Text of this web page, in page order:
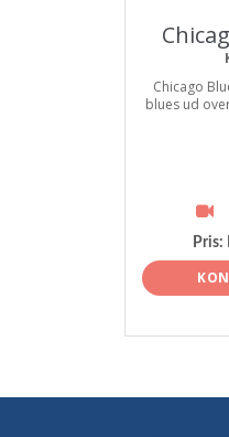
Chicago
blues ud
Pris: